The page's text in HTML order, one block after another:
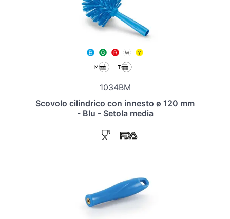
1034BM
Scovolo cilindrico con innesto ø 120 mm
- Blu - Setola media